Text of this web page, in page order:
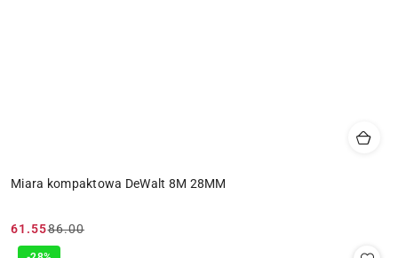
Miara kompaktowa DeWalt 8M 28MM
Cena
61.55
Cena
86.00